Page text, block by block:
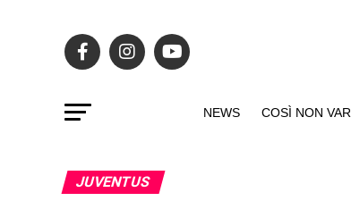
NEWS COSÌ NON VAR
JUVENTUS